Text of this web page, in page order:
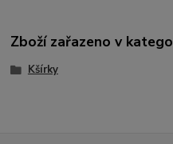
Zboží zařazeno v
Kšírky